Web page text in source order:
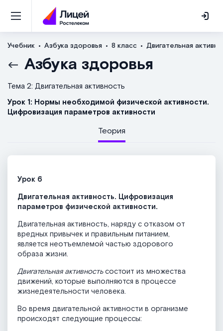
Учебник Азбука здоровья 8 класс Двигательная
Азбука здоровья
Тема 2: Двигательная активность
Урок 1: Нормы необходимой физической активности.
Цифровизация параметров активности
Теория
Урок 6
Двигательная активность. Цифровизация
параметров физической активности.
Двигательная активность, наряду с отказом от
вредных привычек и правильным питанием,
является неотъемлемой частью здорового
образа жизни.
Двигательная активностьсостоит из множества
движений, которые выполняются в процессе
жизнедеятельности человека.
Во время двигательной активности в организме
происходят следующие процессы: